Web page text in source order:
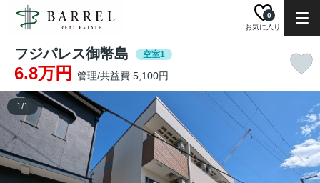
お気に入り
0
フジパレス御幣島 空室1
6.8万円 管理/共益費 5,100円
1/1